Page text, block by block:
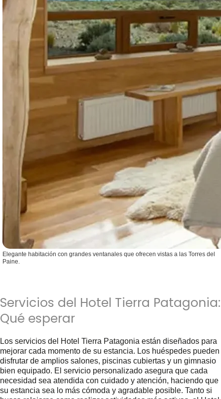
Elegante habitación con grandes ventanales que ofrecen vistas a las Torres del
Paine.
Servicios del Hotel Tierra Patagonia:
Qué esperar
Los servicios del Hotel Tierra Patagonia están diseñados para
mejorar cada momento de su estancia. Los huéspedes pueden
disfrutar de amplios salones, piscinas cubiertas y un gimnasio
bien equipado. El servicio personalizado asegura que cada
necesidad sea atendida con cuidado y atención, haciendo que
su estancia sea lo más cómoda y agradable posible. Tanto si